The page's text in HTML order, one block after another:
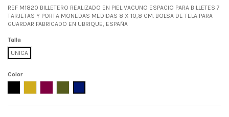
REF M1820 BILLETERO REALIZADO EN PIEL VACUNO ESPACIO PARA BILLETES 7
TARJETAS Y PORTA MONEDAS MEDIDAS 8 X 10,8 CM. BOLSA DE TELA PARA
GUARDAR FABRICADO EN UBRIQUE, ESPAÑA
Talla
UNICA
Color